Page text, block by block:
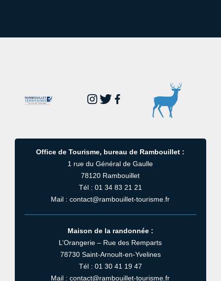
Office de Tourisme, bureau de Rambouillet :
1 rue du Général de Gaulle
78120 Rambouillet
Tél : 01 34 83 21 21
Mail : contact@rambouillet-tourisme.fr
Maison de la randonnée :
L’Orangerie – Rue des Remparts
78730 Saint-Arnoult-en-Yvelines
Tél : 01 30 41 19 47
Mail : contact@rambouillet-tourisme.fr